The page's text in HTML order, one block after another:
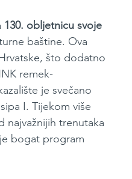
130. obljetnicu svoje
baštine. Ova
što dodatno
remek-
je svečano
I. Tijekom više
najvažnijih trenutaka
bogat program